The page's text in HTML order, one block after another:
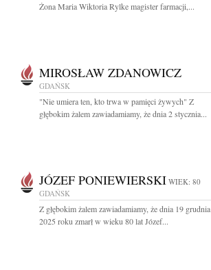
Żona Maria Wiktoria Rylke magister farmacji,...
MIROSŁAW ZDANOWICZ
GDAŃSK
"Nie umiera ten, kto trwa w pamięci żywych" Z
głębokim żalem zawiadamiamy, że dnia 2 stycznia...
JÓZEF PONIEWIERSKI WIEK: 80
GDAŃSK
Z głębokim żalem zawiadamiamy, że dnia 19 grudnia
2025 roku zmarł w wieku 80 lat Józef...